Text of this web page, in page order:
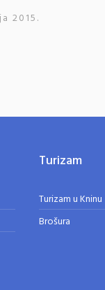
2015.
Turizam
Turizam u Kninu
Brošura